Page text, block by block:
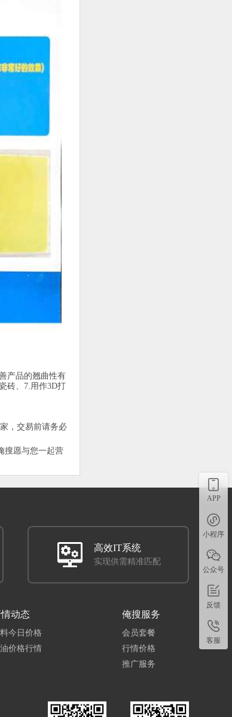
产品的翘曲性有
砖、7.用作3D打
，交易前请务必
搜愿与您一起营
APP
小程序
公众号
反馈
客服
高效IT系统
实现供需精准匹配
动态
今日价格
价格行情
俺搜服务
会员套餐
行情价格
推广服务